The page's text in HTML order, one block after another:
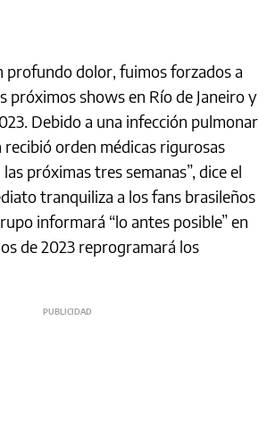
profundo dolor, fuimos forzados a
próximos shows en Río de Janeiro y
Debido a una infección pulmonar
orden médicas rigurosas
próximas tres semanas”, dice el
tranquiliza a los fans brasileños
informará “lo antes posible” en
de 2023 reprogramará los